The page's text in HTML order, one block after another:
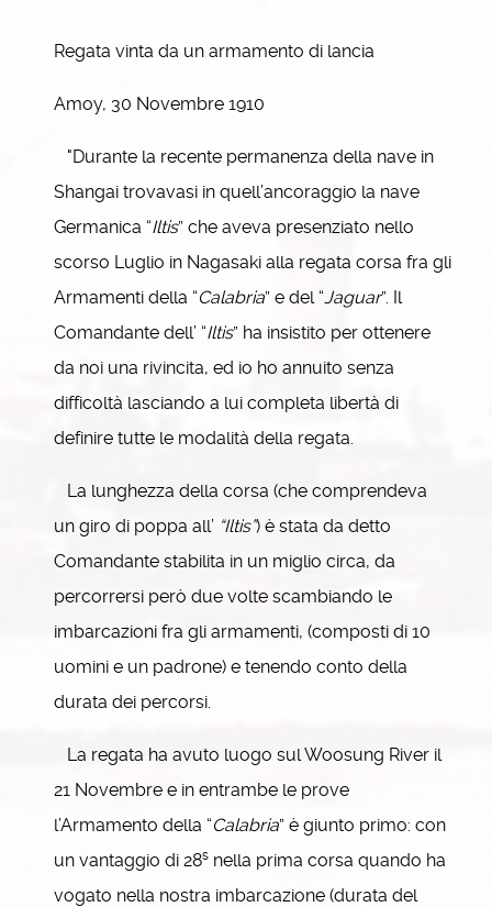
Regata vinta da un armamento di lancia
Amoy, 30 Novembre 1910
"Durante la recente permanenza della nave in
Shangai trovavasi in quell’ancoraggio la nave
Germanica “Iltis” che aveva presenziato nello
scorso Luglio in Nagasaki alla regata corsa fra gli
Armamenti della “Calabria” e del “Jaguar”. Il
Comandante dell’ “Iltis” ha insistito per ottenere
da noi una rivincita, ed io ho annuito senza
difficoltà lasciando a lui completa libertà di
definire tutte le modalità della regata.
La lunghezza della corsa (che comprendeva
un giro di poppa all’ “Iltis”) è stata da detto
Comandante stabilita in un miglio circa, da
percorrersi però due volte scambiando le
imbarcazioni fra gli armamenti, (composti di 10
uomini e un padrone) e tenendo conto della
durata dei percorsi.
La regata ha avuto luogo sul Woosung River il
21 Novembre e in entrambe le prove
l’Armamento della “Calabria” è giunto primo: con
un vantaggio di 28s nella prima corsa quando ha
vogato nella nostra imbarcazione (durata del